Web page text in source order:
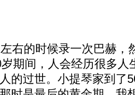
的时候录一次巴赫，
期间，人会经历很多人
的过世。小提琴家到了